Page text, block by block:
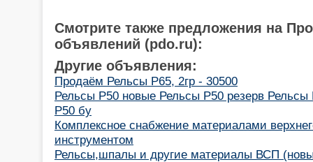
Смотрите также предложения на
объявлений (pdo.ru):
Другие объявления:
Продаём Рельсы Р65, 2гр - 30500
Рельсы Р50 новые Рельсы Р50 резерв Рельсы
Р50 бу
Комплексное снабжение материалами
инструментом
Рельсы,шпалы и другие материалы ВСП